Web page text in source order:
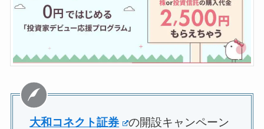
大和コネクト証券
の開設キャンペーン